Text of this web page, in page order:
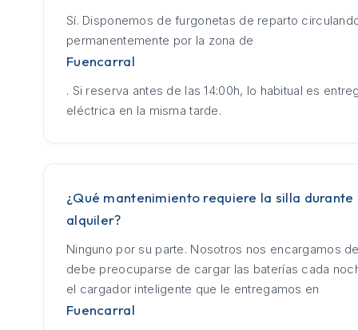
Sí. Disponemos de furgonetas de reparto
permanentemente por la zona de
Fuencarral
. Si reserva antes de las 14:00h, lo habitual es
eléctrica en la misma tarde.
¿Qué mantenimiento requiere la silla durante
alquiler?
Ninguno por su parte. Nosotros nos encargamos
debe preocuparse de cargar las baterías cada
el cargador inteligente que le entregamos en
Fuencarral